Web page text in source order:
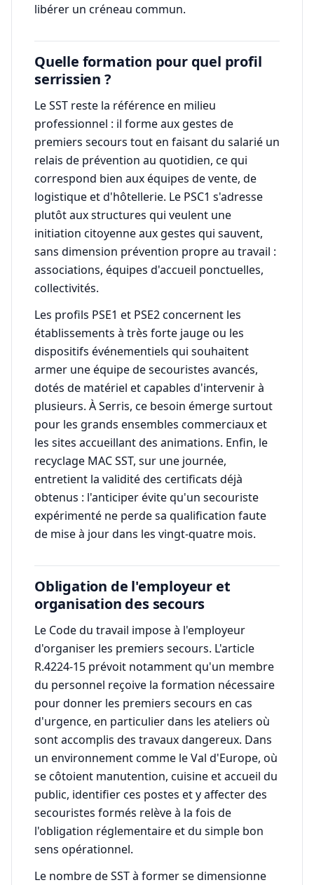
libérer un créneau commun.
Quelle formation pour quel profil
serrissien ?
Le SST reste la référence en milieu
professionnel : il forme aux gestes de
premiers secours tout en faisant du salarié un
relais de prévention au quotidien, ce qui
correspond bien aux équipes de vente, de
logistique et d'hôtellerie. Le PSC1 s'adresse
plutôt aux structures qui veulent une
initiation citoyenne aux gestes qui sauvent,
sans dimension prévention propre au travail :
associations, équipes d'accueil ponctuelles,
collectivités.
Les profils PSE1 et PSE2 concernent les
établissements à très forte jauge ou les
dispositifs événementiels qui souhaitent
armer une équipe de secouristes avancés,
dotés de matériel et capables d'intervenir à
plusieurs. À Serris, ce besoin émerge surtout
pour les grands ensembles commerciaux et
les sites accueillant des animations. Enfin, le
recyclage MAC SST, sur une journée,
entretient la validité des certificats déjà
obtenus : l'anticiper évite qu'un secouriste
expérimenté ne perde sa qualification faute
de mise à jour dans les vingt-quatre mois.
Obligation de l'employeur et
organisation des secours
Le Code du travail impose à l'employeur
d'organiser les premiers secours. L'article
R.4224-15 prévoit notamment qu'un membre
du personnel reçoive la formation nécessaire
pour donner les premiers secours en cas
d'urgence, en particulier dans les ateliers où
sont accomplis des travaux dangereux. Dans
un environnement comme le Val d'Europe, où
se côtoient manutention, cuisine et accueil du
public, identifier ces postes et y affecter des
secouristes formés relève à la fois de
l'obligation réglementaire et du simple bon
sens opérationnel.
Le nombre de SST à former se dimensionne